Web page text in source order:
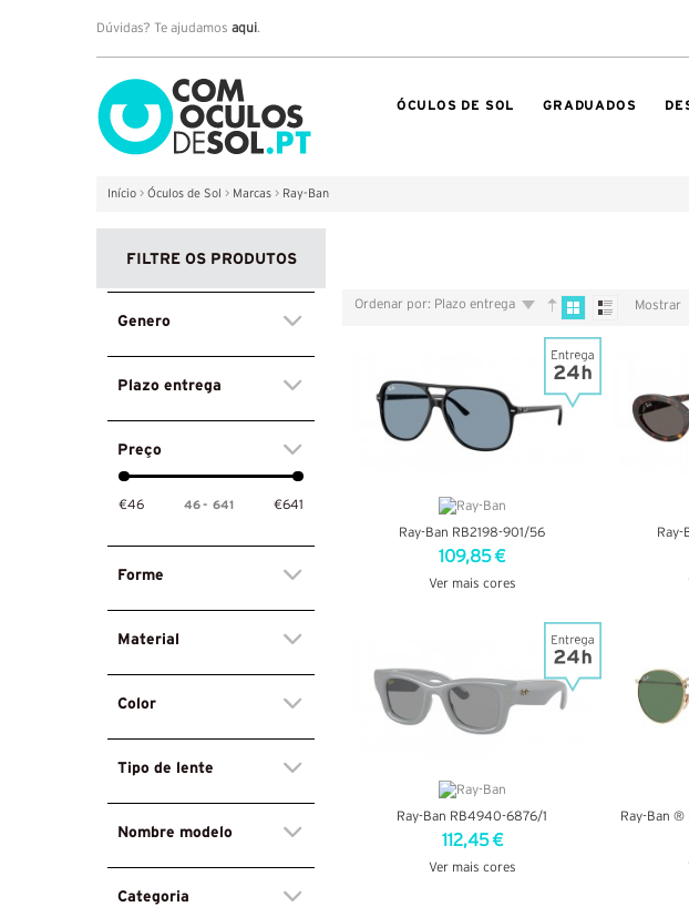
Dúvidas? Te ajudamos aqui.
ÓCULOS DE SOL GRADUADOS
Início > Óculos de Sol > Marcas > Ray-Ban
FILTRE OS PRODUTOS
Genero
Plazo entrega
Preço
€46 €641
46-641
Forme
Material
Color
Tipo de lente
Nombre modelo
Categoria
Ordenar por: Plazo entrega Mostrar
Ray-Ban RB2198-901/56
109,85 €
Ver mais cores
Ray-
Ray-Ban RB4940-6876/1
112,45 €
Ver mais cores
Ray-Ban ®